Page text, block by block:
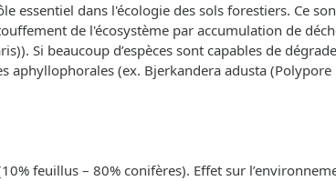
essentiel dans l'écologie des sols forestiers. Ce
de l'écosystème par accumulation de
Si beaucoup d’espèces sont capables de
aphyllophorales (ex. Bjerkandera adusta
feuillus – 80% conifères). Effet sur